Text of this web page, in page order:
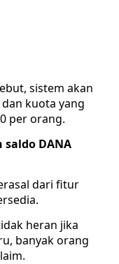
sistem akan
kuota yang
per orang.
DANA
dari fitur
heran jika
banyak orang